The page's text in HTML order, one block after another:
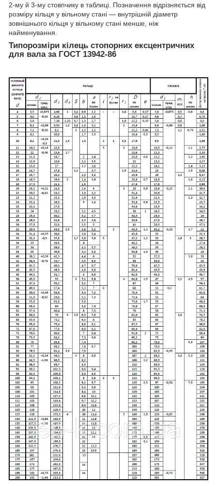
2-му й 3-му стовпчику в таблиці. Позначення відрізняється від
розміру кільця у вільному стані — внутрішній діаметр
зовнішнього кільця у вільному стані менше, ніж
найменування.
Типорозміри кілець стопорних ексцентричних
для вала за ГОСТ 13942-86